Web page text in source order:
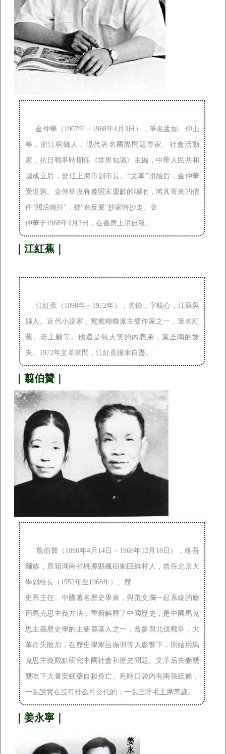
金仲華（1907年－1968年4月3日），筆名孟如、仰山
等，浙江桐鄉人，現代著名國際問題專家、社會活動
家，抗日戰爭時期任《世界知識》主編，中華人民共和
國成立后，曾任上海市副市長。“文革”開始后，金仲華
受迫害。金仲華沒有遵照宋慶齡的囑咐，將其寄來的信
件"閱后燒掉"，被"造反派"抄家時抄走。金
仲華于1968年4月3日，在書房上吊自殺。
｜江紅蕉｜
江紅蕉（1898年－1972年），名鑄，字鏡心，江蘇吳
縣人。近代小說家，鴛鴦蝴蝶派主要作家之一，筆名紅
蕉、老主顧等。他還是包天笑的內表弟，葉圣陶的妹
夫。1972年文革期間，江紅蕉撞車自盡。
｜翦伯贊｜
翦伯贊（1898年4月14日－1968年12月18日），維吾
爾族，原籍湖南省桃源縣楓樹鄉回維村人，曾任北京大
學副校長（1952年至1968年）、歷
史系主任。中國著名歷史學家，與范文瀾一起系統的應
用馬克思主義方法，重新解釋了中國歷史，是中國馬克
思主義歷史學的主要奠基人之一，曾參與北伐戰爭，大
革命失敗后，在歷史學家呂振羽等人影響下，開始用馬
克思主義觀點研究中國社會和歷史問題。文革后夫妻雙
雙吃下大量安眠藥自殺身亡。死時口袋內有兩張紙條，
一張說實在沒有什么可交代的；一張三呼毛主席萬歲。
｜姜永寧｜